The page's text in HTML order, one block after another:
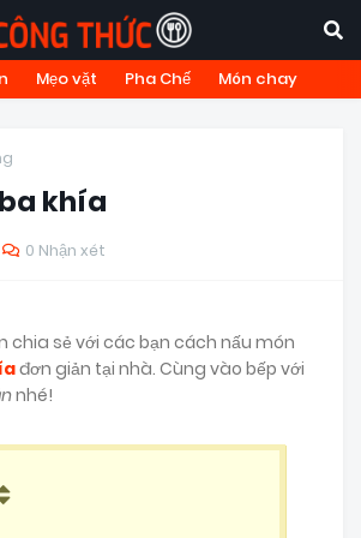
Mẹo vặt Pha Chế Món chay
khía
0 Nhận xét
chia sẻ với các bạn cách nấu món
đơn giản tại nhà. Cùng vào bếp với
nhé!